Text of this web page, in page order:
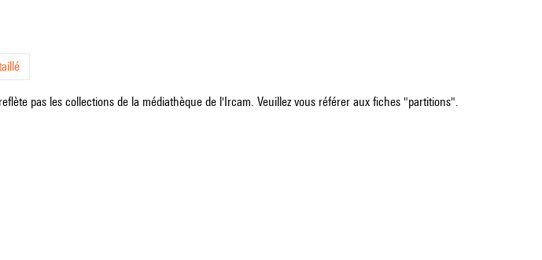
pas les collections de la médiathèque de l'Ircam. Veuillez vous référer aux fiches "partitions".